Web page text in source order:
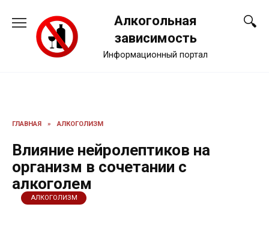
содержанию
Алкогольная
зависимость
Информационный портал
ГЛАВНАЯ » АЛКОГОЛИЗМ
Влияние нейролептиков на
организм в сочетании с
алкоголем
АЛКОГОЛИЗМ